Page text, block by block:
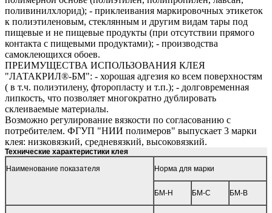
поливинилхлорид); - приклеивания маркировочных этикеток
к полиэтиленовым, стеклянным и другим видам тары под
пищевые и не пищевые продукты (при отсутствии прямого
контакта с пищевыми продуктами); - производства
самоклеющихся обоев.
ПРЕИМУЩЕСТВА ИСПОЛЬЗОВАНИЯ КЛЕЯ
"ЛАТАКРИЛ®-БМ": - хорошая адгезия ко всем поверхностям
( в т.ч. полиэтилену, фторопласту и т.п.); - долговременная
липкость, что позволяет многократно дублировать
склеиваемые материалы.
Возможно регулирование вязкости по согласованию с
потребителем. ФГУП "НИИ полимеров" выпускает 3 марки
клея: низковязкий, средневязкий, высоковязкий.
Технические характеристики клея
Наименование показателя
Норма для марки
БМ-Н БМ-С БМ-В